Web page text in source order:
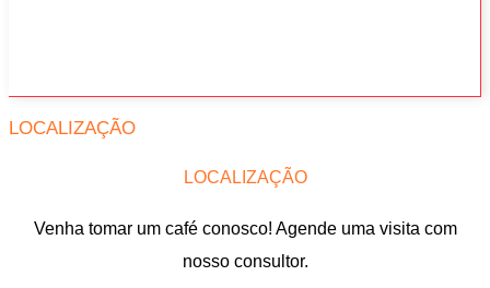
LOCALIZAÇÃO
LOCALIZAÇÃO
Venha tomar um café conosco! Agende uma visita com
nosso consultor.